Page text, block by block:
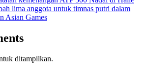
lima anggota untuk timnas putri dalam
Asian Games
ditampilkan.